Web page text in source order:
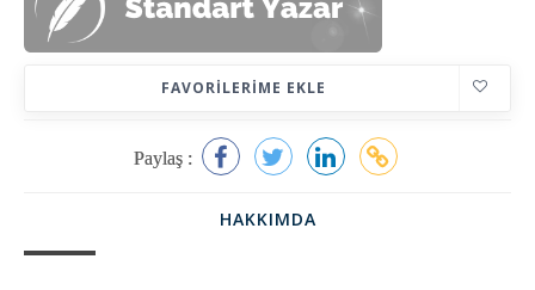
FAVORILERIME EKLE
Paylaş :
HAKKIMDA